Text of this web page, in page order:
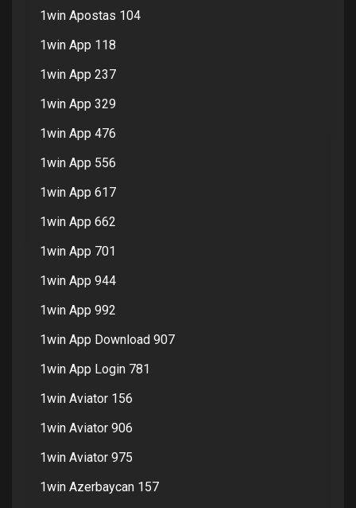
1win Apostas 104
1win App 118
1win App 237
1win App 329
1win App 476
1win App 556
1win App 617
1win App 662
1win App 701
1win App 944
1win App 992
1win App Download 907
1win App Login 781
1win Aviator 156
1win Aviator 906
1win Aviator 975
1win Azerbaycan 157